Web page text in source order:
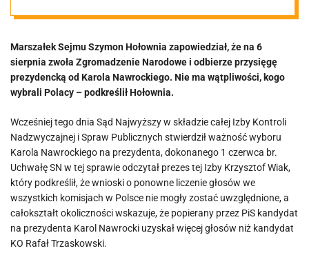
Zgromadzenie
Narodowe i
odbiorę
przysięgę
prezydencką od
Nawrockiego”
Marszałek Sejmu Szymon Hołownia zapowiedział, że na 6
sierpnia zwoła Zgromadzenie Narodowe i odbierze przysięgę
prezydencką od Karola Nawrockiego. Nie ma wątpliwości, kogo
wybrali Polacy – podkreślił Hołownia.
Wcześniej tego dnia Sąd Najwyższy w składzie całej Izby Kontroli
Nadzwyczajnej i Spraw Publicznych stwierdził ważność wyboru
Karola Nawrockiego na prezydenta, dokonanego 1 czerwca br.
Uchwałę SN w tej sprawie odczytał prezes tej Izby Krzysztof Wiak,
który podkreślił, że wnioski o ponowne liczenie głosów we
wszystkich komisjach w Polsce nie mogły zostać uwzględnione, a
całokształt okoliczności wskazuje, że popierany przez PiS kandydat
na prezydenta Karol Nawrocki uzyskał więcej głosów niż kandydat
KO Rafał Trzaskowski.